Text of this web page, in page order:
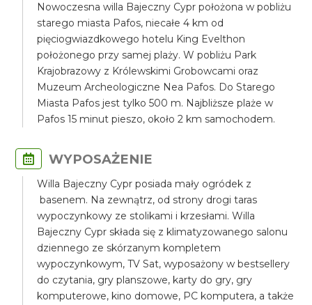
Nowoczesna willa Bajeczny Cypr położona w pobliżu
starego miasta Pafos, niecałe 4 km od
pięciogwiazdkowego hotelu King Evelthon
położonego przy samej plaży. W pobliżu Park
Krajobrazowy z Królewskimi Grobowcami oraz
Muzeum Archeologiczne Nea Pafos. Do Starego
Miasta Pafos jest tylko 500 m. Najbliższe plaże w
Pafos 15 minut pieszo, około 2 km samochodem.
WYPOSAŻENIE
Willa Bajeczny Cypr posiada mały ogródek z
basenem. Na zewnątrz, od strony drogi taras
wypoczynkowy ze stolikami i krzesłami. Willa
Bajeczny Cypr składa się z klimatyzowanego salonu
dziennego ze skórzanym kompletem
wypoczynkowym, TV Sat, wyposażony w bestsellery
do czytania, gry planszowe, karty do gry, gry
komputerowe, kino domowe, PC komputera, a także